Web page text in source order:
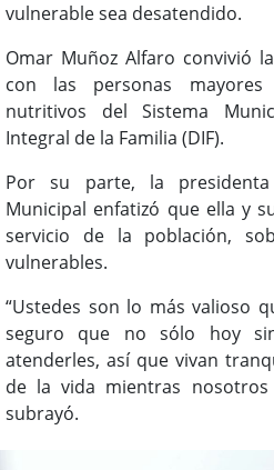
vulnerable sea desatendido.
Omar Muñoz Alfaro convivió
con las personas
nutritivos del Sistema
Integral de la Familia (DIF).
Por su parte, la
Municipal enfatizó que ella y
servicio de la población,
vulnerables.
“Ustedes son lo más valioso
seguro que no sólo hoy
atenderles, así que vivan
de la vida mientras nosotros
subrayó.